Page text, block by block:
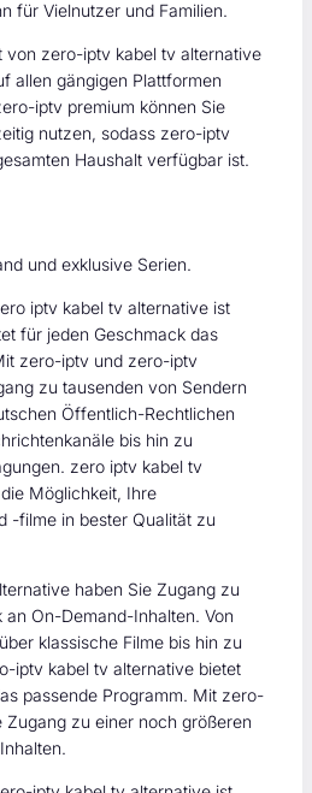
für Vielnutzer und Familien.
von zero-iptv kabel tv alternative
allen gängigen Plattformen
iptv premium können Sie
nutzen, sodass zero-iptv
Haushalt verfügbar ist.
und exklusive Serien.
iptv kabel tv alternative ist
für jeden Geschmack das
zero-iptv und zero-iptv
zu tausenden von Sendern
Öffentlich-Rechtlichen
bis hin zu
zero iptv kabel tv
Möglichkeit, Ihre
-filme in bester Qualität zu
haben Sie Zugang zu
an On-Demand-Inhalten. Von
klassische Filme bis hin zu
iptv kabel tv alternative bietet
passende Programm. Mit zero-
Zugang zu einer noch größeren